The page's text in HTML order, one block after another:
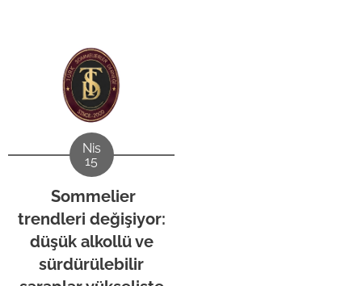
Nis
15
Sommelier
trendleri değişiyor:
düşük alkollü ve
sürdürülebilir